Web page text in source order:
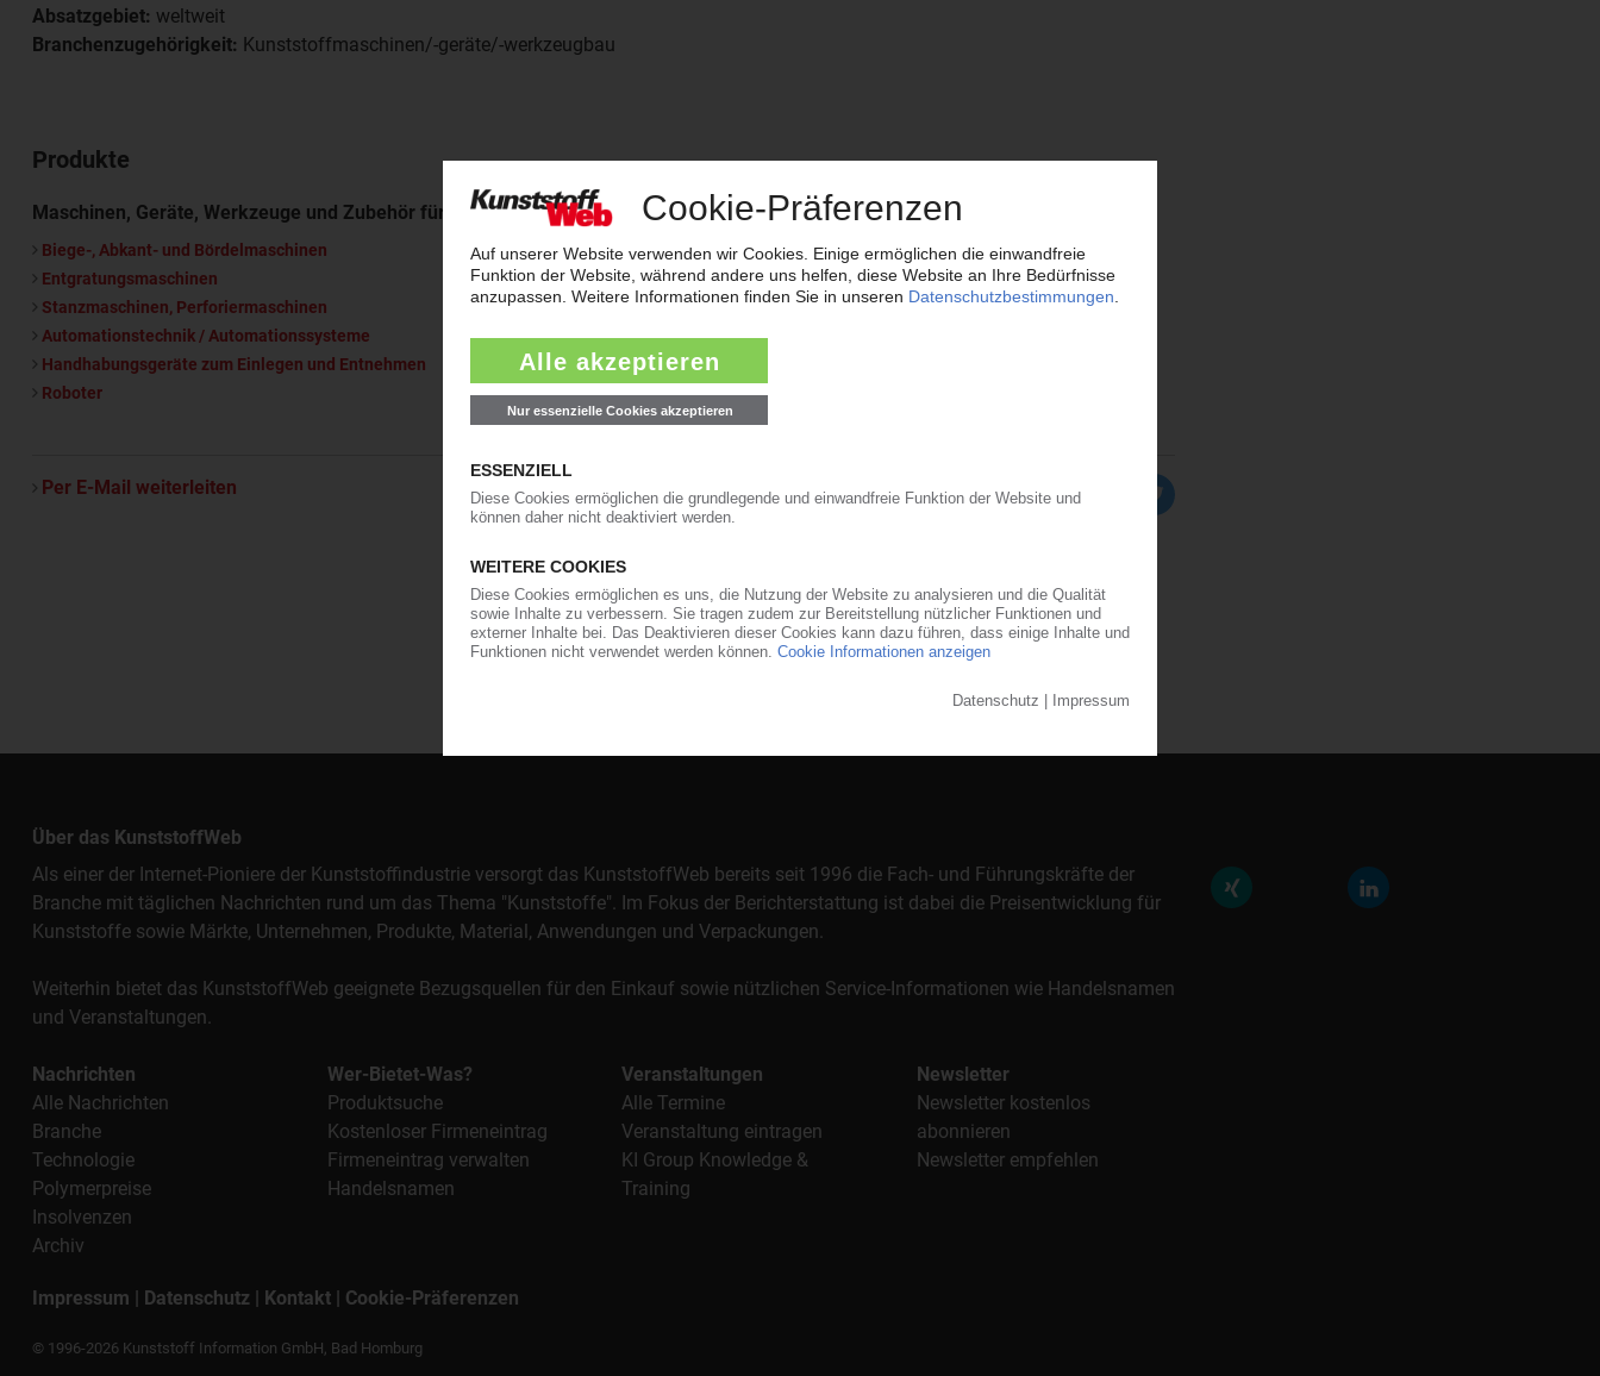
Absatzgebiet: weltweit
Branchenzugehörigkeit: Kunststoffmaschinen/-geräte/-werkzeugbau
Produkte
Maschinen, Geräte, Werkzeuge und Zubehör für die Kunststoffverarbeitung
Biege-, Abkant- und Bördelmaschinen
Entgratungsmaschinen
Stanzmaschinen, Perforiermaschinen
Automationstechnik / Automationssysteme
Handhabungsgeräte zum Einlegen und Entnehmen
Roboter
Per E-Mail weiterleiten
Über das KunststoffWeb
Als einer der Internet-Pioniere der Kunststoffindustrie versorgt das KunststoffWeb bereits seit 1996 die Fach- und Führungskräfte der
Branche mit täglichen Nachrichten rund um das Thema "Kunststoffe". Im Fokus der Berichterstattung ist dabei die Preisentwicklung für
Kunststoffe sowie Märkte, Unternehmen, Produkte, Material, Anwendungen und Verpackungen.
Weiterhin bietet das KunststoffWeb geeignete Bezugsquellen für den Einkauf sowie nützlichen Service-Informationen wie Handelsnamen
und Veranstaltungen.
Nachrichten
Alle Nachrichten
Branche
Technologie
Polymerpreise
Insolvenzen
Archiv
Wer-Bietet-Was?
Produktsuche
Kostenloser Firmeneintrag
Firmeneintrag verwalten
Handelsnamen
Veranstaltungen
Alle Termine
Veranstaltung eintragen
KI Group Knowledge &
Training
Newsletter
Newsletter kostenlos
abonnieren
Newsletter empfehlen
Impressum | Datenschutz | Kontakt | Cookie-Präferenzen
© 1996-2026 Kunststoff Information GmbH, Bad Homburg